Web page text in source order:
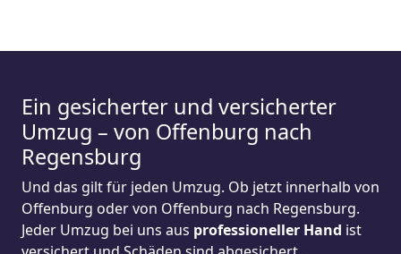
Ein gesicherter und versicherter
Umzug – von Offenburg nach
Regensburg
Und das gilt für jeden Umzug. Ob jetzt innerhalb von
Offenburg oder von Offenburg nach Regensburg.
Jeder Umzug bei uns aus professioneller Hand ist